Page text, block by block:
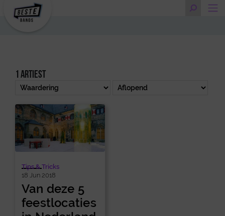
1 artiest
Tips & Tricks
18 Jun 2018
Van deze 5
feestlocaties